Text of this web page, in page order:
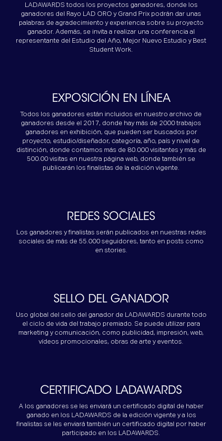
LADAWARDS todos los proyectos ganadores, donde los
ganadores del Rayo LAD ORO y Grand Prix podrán dar unas
palabras de agradecimiento y experiencia sobre su proyecto
ganador. Además, se invita a realizar una conferencia al
representante del Estudio del Año, Mejor Nuevo Estudio y Best
Student Work.
EXPOSICIÓN EN LÍNEA
Todos los ganadores están incluidos en nuestro archivo de
ganadores desde el 2017, donde hay más de 2000 trabajos
ganadores en exhibición, que pueden ser buscados por
proyecto, estudio/diseñador, categoría, año, país y nivel de
distinción, donde contamos más de 80.000 visitantes y más de
500.00 visitas en nuestra página web, donde también se
publicarán los finalistas de la edición vigente.
REDES SOCIALES
Los ganadores y finalistas serán publicados en nuestras redes
sociales de más de 55.000 seguidores, tanto en posts como
en stories.
SELLO DEL GANADOR
Uso global del sello del ganador de LADAWARDS durante todo
el ciclo de vida del trabajo premiado. Se puede utilizar para
marketing y comunicación, como publicidad, impresión, web,
vídeos promocionales, obras de arte y eventos.
CERTIFICADO LADAWARDS
A los ganadores se les enviará un certificado digital de haber
ganado en los LADAWARDS de la edición vigente y a los
finalistas se les enviará también un certificado digital por haber
participado en los LADAWARDS.